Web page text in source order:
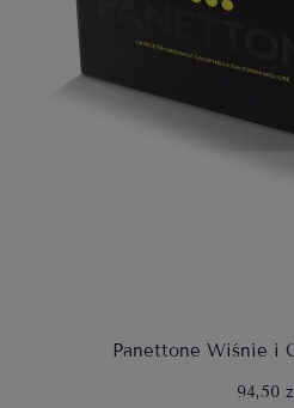
Panettone Wiśnie i
94,50